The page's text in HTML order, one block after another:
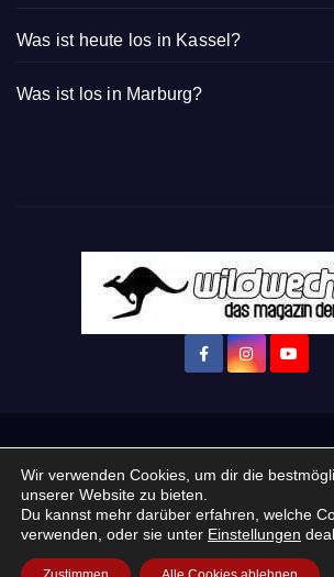
Was ist heute los in Kassel?
Was ist los in Marburg?
+ Neue Veranstaltung
Impressum / Datenschutzerklärung
Wir verwenden Cookies, um dir die
unserer Website zu bieten.
Du kannst mehr darüber erfahren, welche
verwenden, oder sie unter Einstellungen